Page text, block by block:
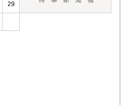
29